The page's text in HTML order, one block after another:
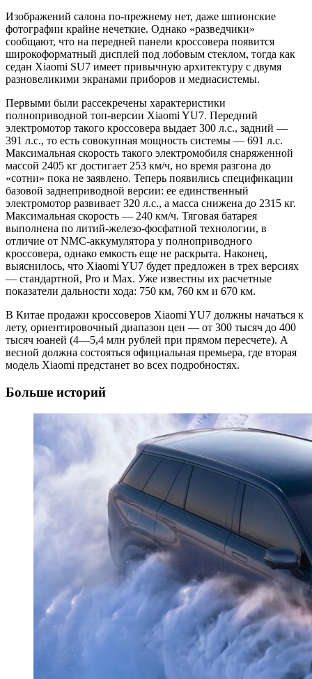
Изображений салона по-прежнему нет, даже шпионские
фотографии крайне нечеткие. Однако «разведчики»
сообщают, что на передней панели кроссовера появится
широкоформатный дисплей под лобовым стеклом, тогда как
седан Xiaomi SU7 имеет привычную архитектуру с двумя
разновеликими экранами приборов и медиасистемы.
Первыми были рассекречены характеристики
полноприводной топ-версии Xiaomi YU7. Передний
электромотор такого кроссовера выдает 300 л.с., задний —
391 л.с., то есть совокупная мощность системы — 691 л.с.
Максимальная скорость такого электромобиля снаряженной
массой 2405 кг достигает 253 км/ч, но время разгона до
«сотни» пока не заявлено. Теперь появились спецификации
базовой заднеприводной версии: ее единственный
электромотор развивает 320 л.с., а масса снижена до 2315 кг.
Максимальная скорость — 240 км/ч. Тяговая батарея
выполнена по литий-железо-фосфатной технологии, в
отличие от NMC-аккумулятора у полноприводного
кроссовера, однако емкость еще не раскрыта. Наконец,
выяснилось, что Xiaomi YU7 будет предложен в трех версиях
— стандартной, Pro и Max. Уже известны их расчетные
показатели дальности хода: 750 км, 760 км и 670 км.
В Китае продажи кроссоверов Xiaomi YU7 должны начаться к
лету, ориентировочный диапазон цен — от 300 тысяч до 400
тысяч юаней (4—5,4 млн рублей при прямом пересчете). А
весной должна состояться официальная премьера, где вторая
модель Xiaomi предстанет во всех подробностях.
Больше историй